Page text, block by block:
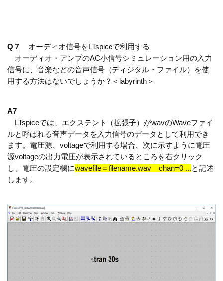
Q７
オーディオ信号をLTspiceで利用する
オーディオ・アンプのAC小信号シミュレーション用の入力
信号に、音楽などの音声信号（ディジタル・ファイル）を使
用する方法はないでしょうか？＜labyrinth＞
A7
LTspiceでは、エクステント（拡張子）がwavのWaveファイ
ルと呼ばれる音声データを入力信号のデータとして利用でき
ます。電圧源、voltageで利用する場合、次に示すように電圧
源voltageの出力電圧が表示されているところを右クリック
し、電圧の設定欄にwavefile＝filename.wav chan=0 ...と記述
します。